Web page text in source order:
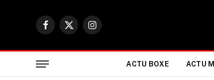
Facebook
X
Instagram
ACTU BOXE ACTU